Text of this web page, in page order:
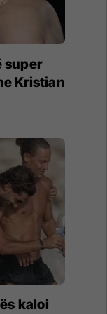
super
Kristian
kaloi